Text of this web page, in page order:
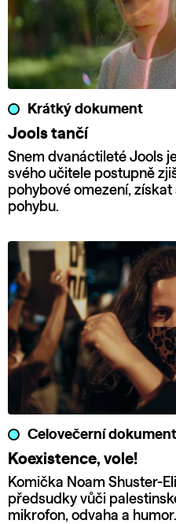
Krátký dokument
Jools tančí
Snem dvanáctileté Jools
svého učitele postupně
pohybové omezení,
pohybu.
Celovečerní dokument
Koexistence, vole!
Komička Noam Shuster-
předsudky vůči
mikrofon, odvaha a